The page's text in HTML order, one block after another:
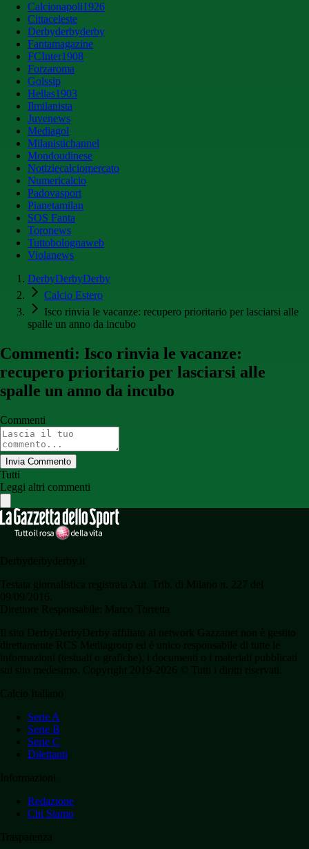
Calcionapoli1926
Cittaceleste
Derbyderbyderby
Fantamagazine
FCInter1908
Forzaroma
Golssip
Hellas1903
Ilmilanista
Juvenews
Mediagol
Milanistichannel
Mondoudinese
Notiziecalciomercato
Numericalcio
Padovasport
Pianetamilan
SOS Fanta
Toronews
Tuttobolognaweb
Violanews
DerbyDerbyDerby
Calcio Estero
Isco rinvia le vacanze: recupero prioritario per lasciarsi alle
spalle un anno da incubo
Commenti: Isco rinvia le vacanze:
recupero prioritario per lasciarsi alle
spalle un anno da incubo
Commenti
Invia Commento
Tutti
Leggi altri commenti
Serie A
Serie B
Serie C
Dilettanti
Redazione
Chi Siamo